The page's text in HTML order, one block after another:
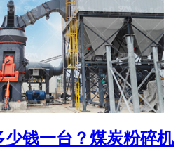
少钱一台？煤炭粉碎机